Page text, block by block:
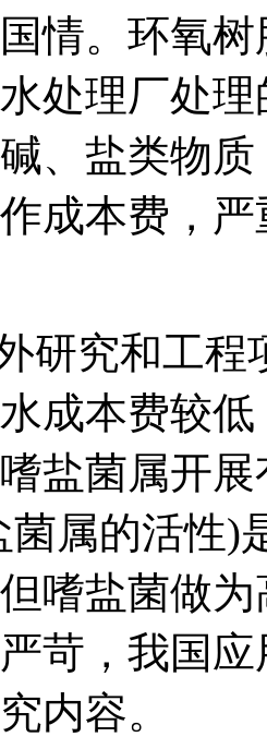
情。环氧
处理厂处
、盐类物
成本费，
研究和工程
成本费较
盐菌属开
菌属的活性)
嗜盐菌做
苛，我国
内容。